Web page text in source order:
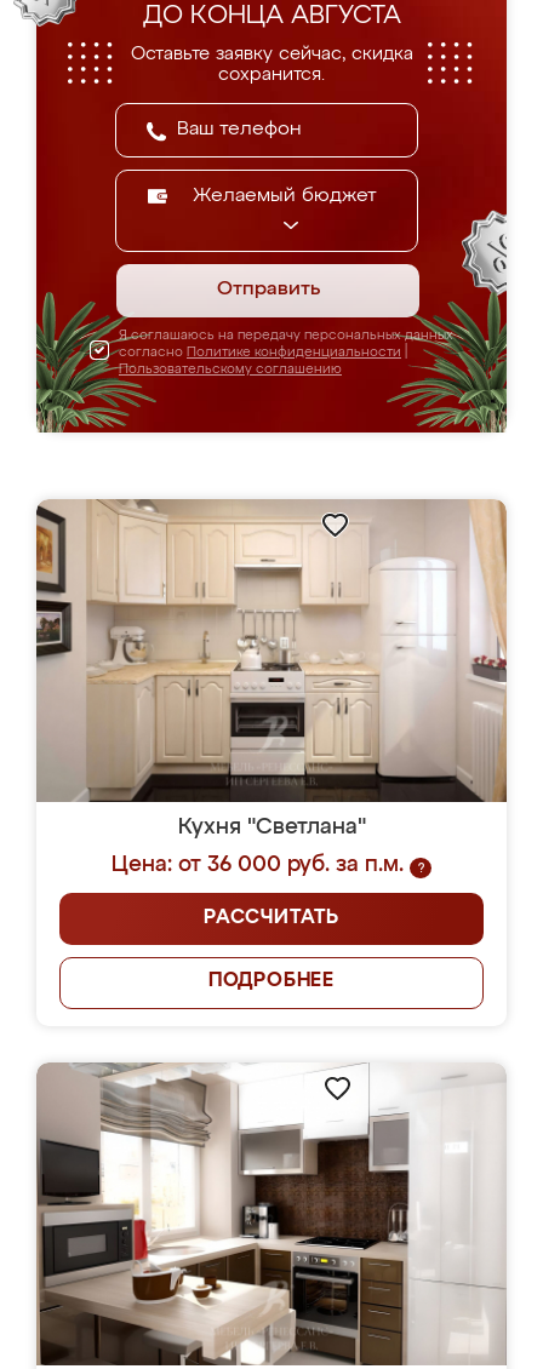
ДО КОНЦА АВГУСТА
Оставьте заявку сейчас, скидка
сохранится.
Желаемый бюджет
Отправить
Я соглашаюсь на передачу персональных данных
согласно Политике конфиденциальности
Пользовательскому соглашению
Кухня "Светлана"
Цена: от 36 000 руб. за п.м.
?
РАССЧИТАТЬ
ПОДРОБНЕЕ